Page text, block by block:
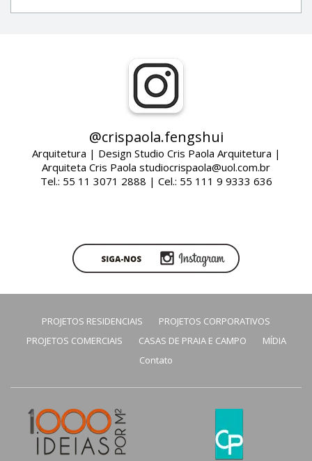
@crispaola.fengshui
Arquitetura | Design Studio Cris Paola Arquitetura |
Arquiteta Cris Paola studiocrispaola@uol.com.br
Tel.: 55 11 3071 2888 | Cel.: 55 111 9 9333 636
PROJETOS RESIDENCIAIS
PROJETOS CORPORATIVOS
PROJETOS COMERCIAIS
CASAS DE PRAIA E CAMPO
MÍDIA
Contato